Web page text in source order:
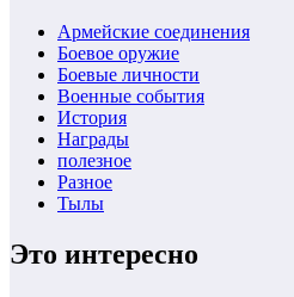
Армейские соединения
Боевое оружие
Боевые личности
Военные события
История
Награды
полезное
Разное
Тылы
Это интересно